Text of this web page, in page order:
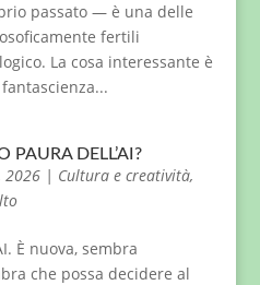
passato — è una delle
fertili
La cosa interessante è
PAURA DELL’AI?
2026| Cultura e creatività,
È nuova, sembra
che possa decidere al